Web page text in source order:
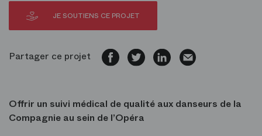
JE SOUTIENS CE PROJET
Partager ce projet
Offrir un suivi médical de qualité aux danseurs de la
Compagnie au sein de l’Opéra